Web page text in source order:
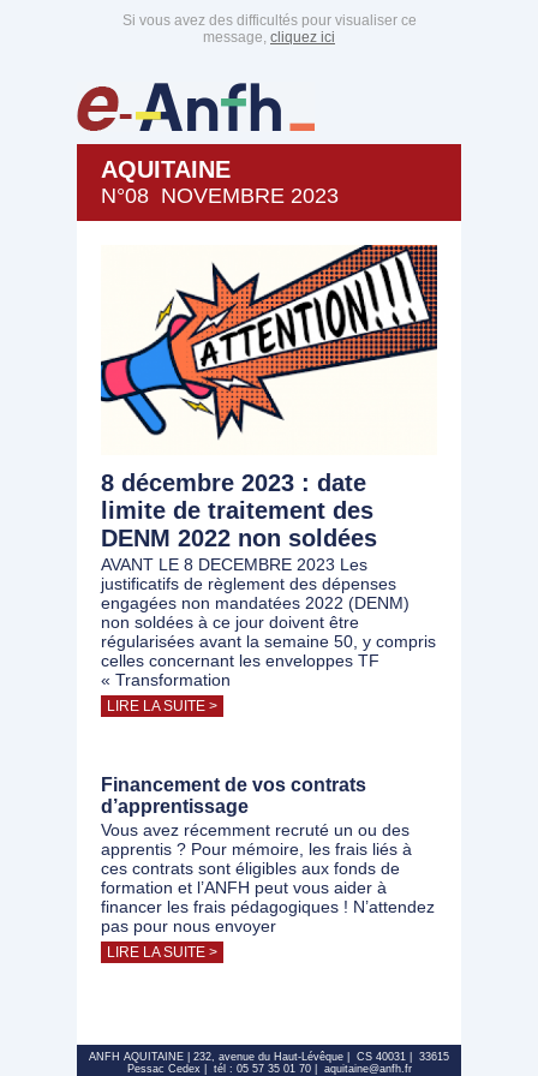
Si vous avez des difficultés pour visualiser ce
message, cliquez ici
AQUITAINE
N°08 NOVEMBRE 2023
8 décembre 2023 : date
limite de traitement des
DENM 2022 non soldées
AVANT LE 8 DECEMBRE 2023 Les
justificatifs de règlement des dépenses
engagées non mandatées 2022 (DENM)
non soldées à ce jour doivent être
régularisées avant la semaine 50, y compris
celles concernant les enveloppes TF
« Transformation
LIRE LA SUITE >
Financement de vos contrats
d’apprentissage
Vous avez récemment recruté un ou des
apprentis ? Pour mémoire, les frais liés à
ces contrats sont éligibles aux fonds de
formation et l’ANFH peut vous aider à
financer les frais pédagogiques ! N’attendez
pas pour nous envoyer
LIRE LA SUITE >
ANFH AQUITAINE | 232, avenue du Haut-Lévêque | CS 40031 | 33615
Pessac Cedex | tél : 05 57 35 01 70 | aquitaine@anfh.fr